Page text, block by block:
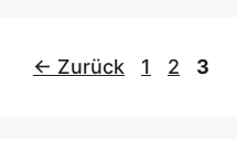
← Zurück Seite
1 Seite
2 Seite
3